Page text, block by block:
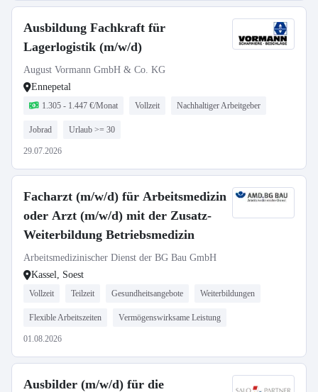
Ausbildung Fachkraft für
Lagerlogistik (m/w/d)
August Vormann GmbH & Co. KG
Ennepetal
1.305 - 1.447 €/Monat Vollzeit Nachhaltiger Arbeitgeber
Jobrad Urlaub >= 30
29.07.2026
Facharzt (m/w/d) für Arbeitsmedizin
oder Arzt (m/w/d) mit der Zusatz-
Weiterbildung Betriebsmedizin
Arbeitsmedizinischer Dienst der BG Bau GmbH
Kassel, Soest
Vollzeit Teilzeit Gesundheitsangebote Weiterbildungen
Flexible Arbeitszeiten Vermögenswirksame Leistung
01.08.2026
Ausbilder (m/w/d) für die